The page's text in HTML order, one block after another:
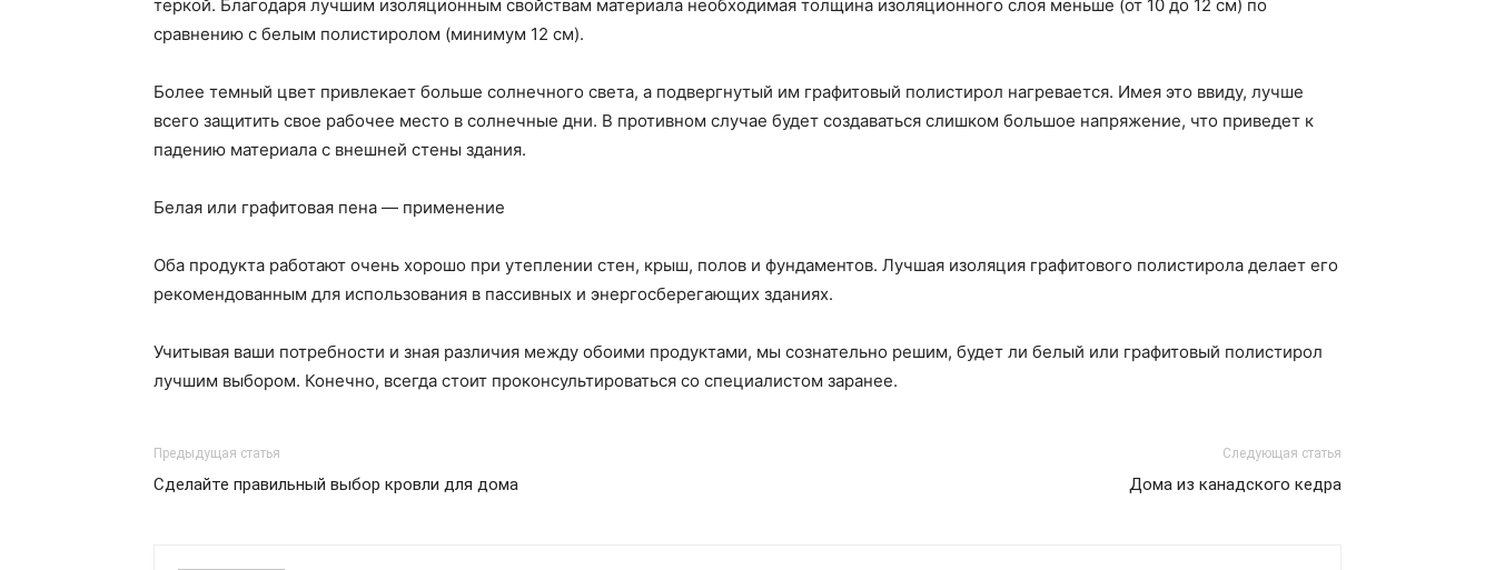
теркой. Благодаря лучшим изоляционным свойствам материала необходимая толщина изоляционного слоя меньше (от 10 до 12 см) по
сравнению с белым полистиролом (минимум 12 см).
Более темный цвет привлекает больше солнечного света, а подвергнутый им графитовый полистирол нагревается. Имея это ввиду, лучше
всего защитить свое рабочее место в солнечные дни. В противном случае будет создаваться слишком большое напряжение, что приведет к
падению материала с внешней стены здания.
Белая или графитовая пена — применение
Оба продукта работают очень хорошо при утеплении стен, крыш, полов и фундаментов. Лучшая изоляция графитового полистирола делает его
рекомендованным для использования в пассивных и энергосберегающих зданиях.
Учитывая ваши потребности и зная различия между обоими продуктами, мы сознательно решим, будет ли белый или графитовый полистирол
лучшим выбором. Конечно, всегда стоит проконсультироваться со специалистом заранее.
Предыдущая статья
Сделайте правильный выбор кровли для дома
Следующая статья
Дома из канадского кедра